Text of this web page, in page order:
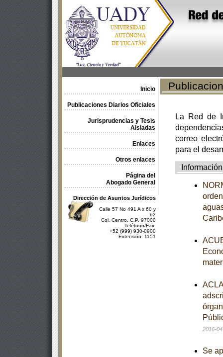
Inicio
Publicaciones Diarios Oficiales
Jurisprudencias y Tesis
Aisladas
Enlaces
Otros enlaces
Página del
Abogado General
Dirección de Asuntos Jurídicos
Calle 57 No 491 A x 60 y
62
Col. Centro, C.P. 97000
Teléfono/Fax:
+52 (999) 930-0900
Extensión: 1151
La Red de
correo
para el
Información
2016-
Se